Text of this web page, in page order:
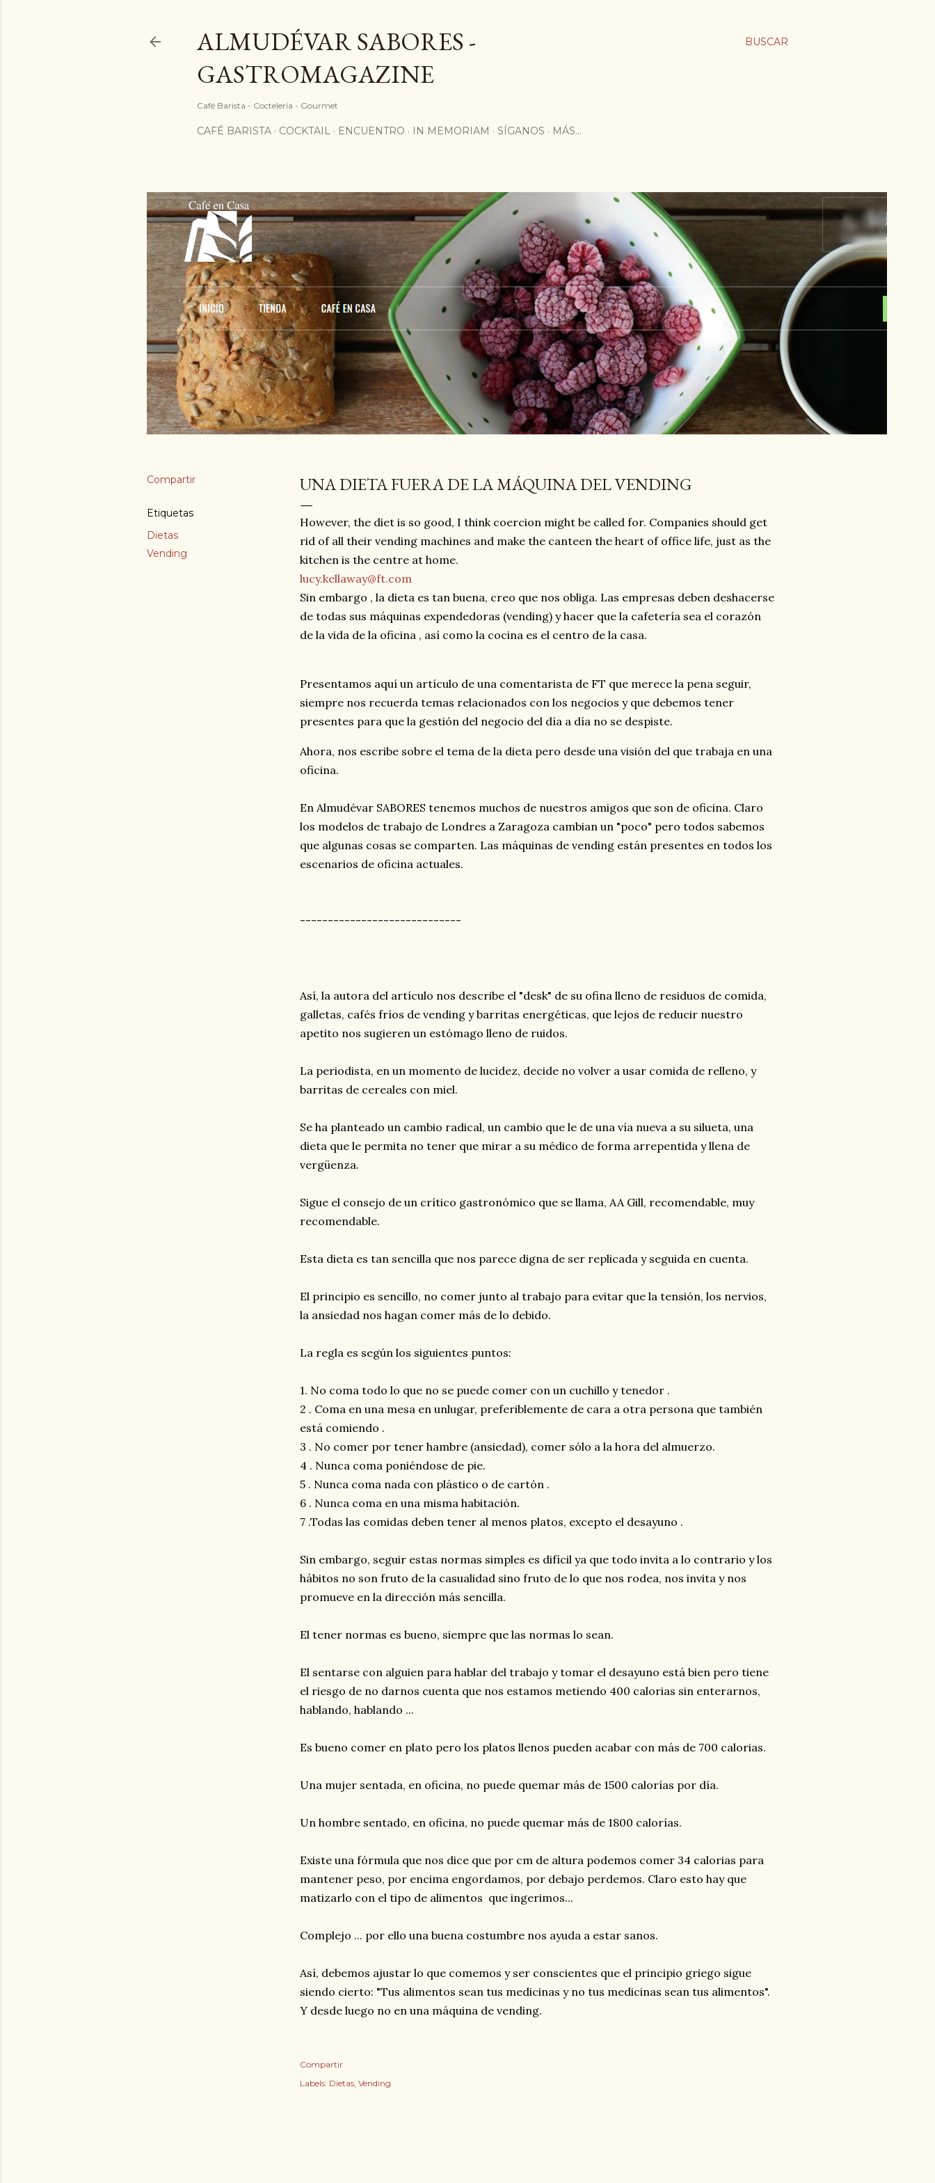
BUSCAR
ALMUDÉVAR SABORES -
GASTROMAGAZINE
Café Barista - Coctelería - Gourmet
CAFÉ BARISTA COCKTAIL ENCUENTRO IN MEMORIAM SÍGANOS MÁS…
Compartir
Etiquetas
Dietas
Vending
UNA DIETA FUERA DE LA MÁQUINA DEL VENDING
However, the diet is so good, I think coercion might be called for. Companies should get
rid of all their vending machines and make the canteen the heart of office life, just as the
kitchen is the centre at home.
lucy.kellaway@ft.com
Sin embargo , la dieta es tan buena, creo que nos obliga. Las empresas deben deshacerse
de todas sus máquinas expendedoras (vending) y hacer que la cafetería sea el corazón
de la vida de la oficina , así como la cocina es el centro de la casa.
Presentamos aquí un artículo de una comentarista de FT que merece la pena seguir,
siempre nos recuerda temas relacionados con los negocios y que debemos tener
presentes para que la gestión del negocio del día a día no se despiste.
Ahora, nos escribe sobre el tema de la dieta pero desde una visión del que trabaja en una
oficina.
En Almudévar SABORES tenemos muchos de nuestros amigos que son de oficina. Claro
los modelos de trabajo de Londres a Zaragoza cambian un "poco" pero todos sabemos
que algunas cosas se comparten. Las máquinas de vending están presentes en todos los
escenarios de oficina actuales.
-----------------------------
Así, la autora del artículo nos describe el "desk" de su ofina lleno de residuos de comida,
galletas, cafés fríos de vending y barritas energéticas, que lejos de reducir nuestro
apetito nos sugieren un estómago lleno de ruidos.
La periodista, en un momento de lucidez, decide no volver a usar comida de relleno, y
barritas de cereales con miel.
Se ha planteado un cambio radical, un cambio que le de una vía nueva a su silueta, una
dieta que le permita no tener que mirar a su médico de forma arrepentida y llena de
vergüenza.
Sigue el consejo de un crítico gastronómico que se llama, AA Gill, recomendable, muy
recomendable.
Esta dieta es tan sencilla que nos parece digna de ser replicada y seguida en cuenta.
El principio es sencillo, no comer junto al trabajo para evitar que la tensión, los nervios,
la ansiedad nos hagan comer más de lo debido.
La regla es según los siguientes puntos:
1. No coma todo lo que no se puede comer con un cuchillo y tenedor .
2 . Coma en una mesa en unlugar, preferiblemente de cara a otra persona que también
está comiendo .
3 . No comer por tener hambre (ansiedad), comer sólo a la hora del almuerzo.
4 . Nunca coma poniéndose de pie.
5 . Nunca coma nada con plástico o de cartón .
6 . Nunca coma en una misma habitación.
7 .Todas las comidas deben tener al menos platos, excepto el desayuno .
Sin embargo, seguir estas normas simples es difícil ya que todo invita a lo contrario y los
hábitos no son fruto de la casualidad sino fruto de lo que nos rodea, nos invita y nos
promueve en la dirección más sencilla.
El tener normas es bueno, siempre que las normas lo sean.
El sentarse con alguien para hablar del trabajo y tomar el desayuno está bien pero tiene
el riesgo de no darnos cuenta que nos estamos metiendo 400 calorias sin enterarnos,
hablando, hablando ...
Es bueno comer en plato pero los platos llenos pueden acabar con más de 700 calorias.
Una mujer sentada, en oficina, no puede quemar más de 1500 calorías por día.
Un hombre sentado, en oficina, no puede quemar más de 1800 calorías.
Existe una fórmula que nos dice que por cm de altura podemos comer 34 calorias para
mantener peso, por encima engordamos, por debajo perdemos. Claro esto hay que
matizarlo con el tipo de alimentos que ingerimos...
Complejo ... por ello una buena costumbre nos ayuda a estar sanos.
Así, debemos ajustar lo que comemos y ser conscientes que el principio griego sigue
siendo cierto: "Tus alimentos sean tus medicinas y no tus medicinas sean tus alimentos".
Y desde luego no en una máquina de vending.
Compartir
Labels: Dietas Vending